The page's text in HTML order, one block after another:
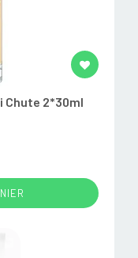
Chute 2*30ml